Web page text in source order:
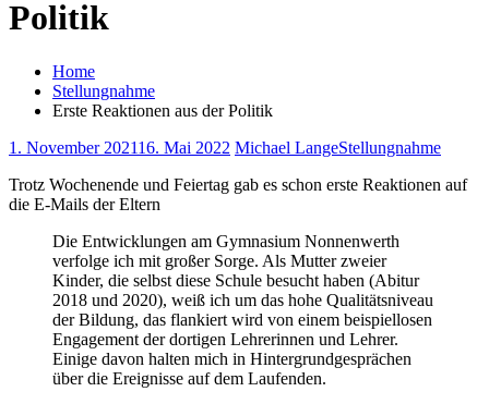
Politik
Home
Stellungnahme
Erste Reaktionen aus der Politik
1. November 202116. Mai 2022 Michael LangeStellungnahme
Trotz Wochenende und Feiertag gab es schon erste Reaktionen auf
die E-Mails der Eltern
Die Entwicklungen am Gymnasium Nonnenwerth
verfolge ich mit großer Sorge. Als Mutter zweier
Kinder, die selbst diese Schule besucht haben (Abitur
2018 und 2020), weiß ich um das hohe Qualitätsniveau
der Bildung, das flankiert wird von einem beispiellosen
Engagement der dortigen Lehrerinnen und Lehrer.
Einige davon halten mich in Hintergrundgesprächen
über die Ereignisse auf dem Laufenden.